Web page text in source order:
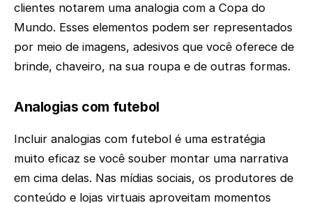
clientes notarem uma analogia com a Copa do
Mundo. Esses elementos podem ser representados
por meio de imagens, adesivos que você oferece de
brinde, chaveiro, na sua roupa e de outras formas.
Analogias com futebol
Incluir analogias com futebol é uma estratégia
muito eficaz se você souber montar uma narrativa
em cima delas. Nas mídias sociais, os produtores de
conteúdo e lojas virtuais aproveitam momentos